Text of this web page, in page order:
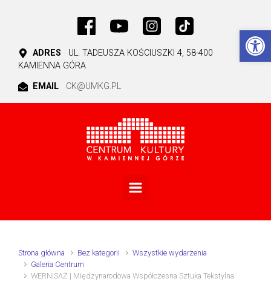
ADRES
UL. TADEUSZA KOŚCIUSZKI 4, 58-400
KAMIENNA GÓRA
EMAIL
CK@UMKG.PL
Strona główna Bez kategorii
Wszystkie wydarzenia
Galeria Centrum
WERNISAŻ | Międzynarodowa Współczesna Sztuka Tekstylna